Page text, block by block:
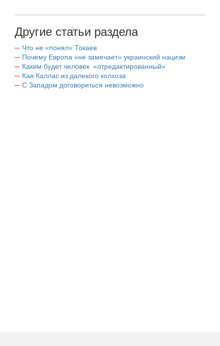
Другие статьи раздела
Что не «понял» Токаев
Почему Европа «не замечает» украинский нацизм
Каким будет человек «отредактированный»
Кая Каллас из далекого колхоза
С Западом договориться невозможно